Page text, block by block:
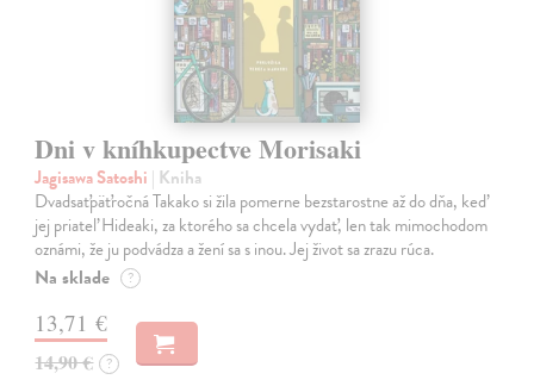
Dni v kníhkupectve Morisaki
Jagisawa Satoshi | Kniha
Dvadsaťpäťročná Takako si žila pomerne bezstarostne až do dňa, keď
jej priateľ Hideaki, za ktorého sa chcela vydať, len tak mimochodom
oznámi, že ju podvádza a žení sa s inou. Jej život sa zrazu rúca.
Na sklade ?
13,71 €
14,90 € ?